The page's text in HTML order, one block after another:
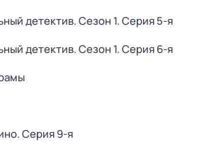
детектив. Сезон 1. Серия 5-я
детектив. Сезон 1. Серия 6-я
. Серия 9-я